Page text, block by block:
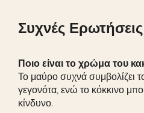
Συχνές Ερωτήσεις
Ποιο είναι το χρώμα του
Το μαύρο συχνά συμβολίζει
γεγονότα, ενώ το κόκκινο
κίνδυνο.